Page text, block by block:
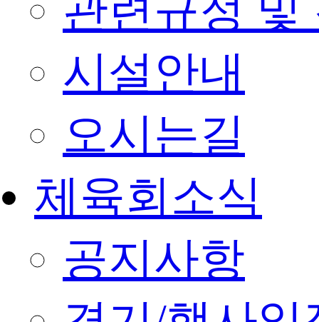
관련규정 및
시설안내
오시는길
체육회소식
공지사항